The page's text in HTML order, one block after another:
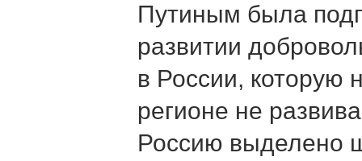
Путиным была
развитии
в России, которую
регионе не
Россию выделено